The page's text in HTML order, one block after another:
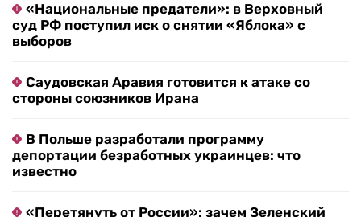
«Национальные предатели»: в Верховный
суд РФ поступил иск о снятии «Яблока» с
выборов
Саудовская Аравия готовится к атаке со
стороны союзников Ирана
В Польше разработали программу
депортации безработных украинцев: что
известно
«Перетянуть от России»: зачем Зеленский